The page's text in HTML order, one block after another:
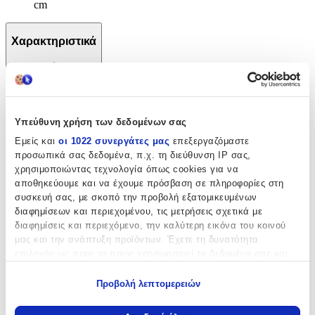
Υπεύθυνη χρήση των δεδομένων σας
Εμείς και οι 1022 συνεργάτες μας επεξεργαζόμαστε
προσωπικά σας δεδομένα, π.χ. τη διεύθυνση IP σας,
χρησιμοποιώντας τεχνολογία όπως cookies για να
αποθηκεύουμε και να έχουμε πρόσβαση σε πληροφορίες στη
συσκευή σας, με σκοπό την προβολή εξατομικευμένων
διαφημίσεων και περιεχομένου, τις μετρήσεις σχετικά με
διαφημίσεις και περιεχόμενο, την καλύτερη εικόνα του κοινού
μας και την ανάπτυξη προϊόντων. Έχετε τη δυνατότητα
Να συλλέξουμε πληροφορίες σχετικά με τη γεωγραφική
Προβολή λεπτομερειών
cm
Χαρακτηριστικά
+
Χαρακτηριστικά
Κατασκευαστής:
Eastpak
Βασικά Χαρακτηριστικά
Χρώμα:
Μπλε